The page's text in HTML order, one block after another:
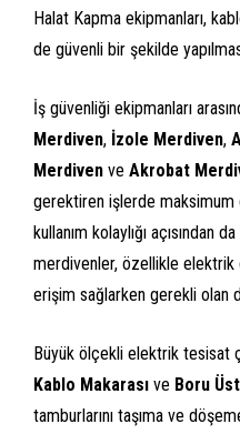
Halat Kapma ekipmanları,
de güvenli bir şekilde
İş güvenliği ekipmanları
Merdiven, İzole Merdiven,
Merdiven ve Akrobat
gerektiren işlerde maksimum
kullanım kolaylığı açısından
merdivenler, özellikle elektrik
erişim sağlarken gerekli olan
Büyük ölçekli elektrik tesisat
Kablo Makarası ve Boru
tamburlarını taşıma ve